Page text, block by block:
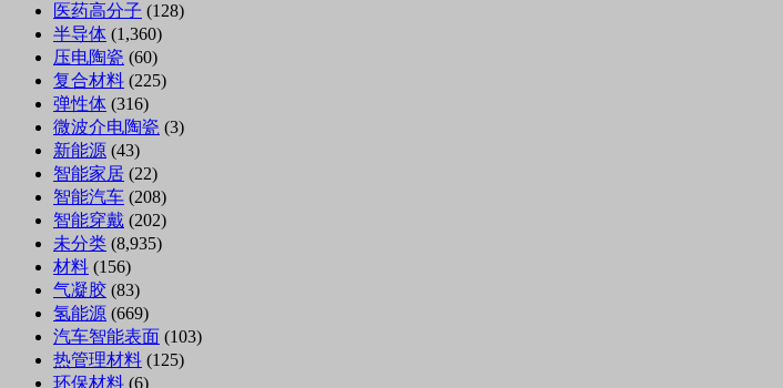
医药高分子 (128)
半导体 (1,360)
压电陶瓷 (60)
复合材料 (225)
弹性体 (316)
微波介电陶瓷 (3)
新能源 (43)
智能家居 (22)
智能汽车 (208)
智能穿戴 (202)
未分类 (8,935)
材料 (156)
气凝胶 (83)
氢能源 (669)
汽车智能表面 (103)
热管理材料 (125)
环保材料 (6)